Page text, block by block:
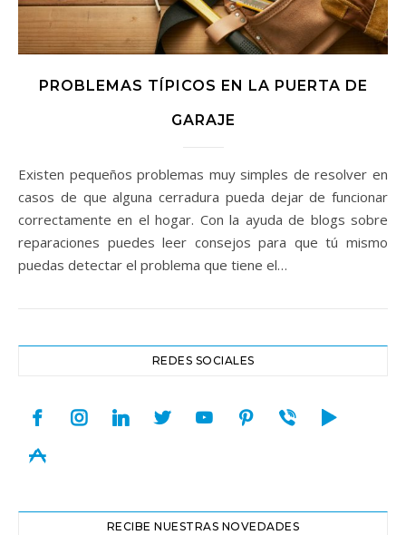
PROBLEMAS TÍPICOS EN LA PUERTA DE
GARAJE
Existen pequeños problemas muy simples de resolver en
casos de que alguna cerradura pueda dejar de funcionar
correctamente en el hogar. Con la ayuda de blogs sobre
reparaciones puedes leer consejos para que tú mismo
puedas detectar el problema que tiene el…
REDES SOCIALES
facebookinstagramlinkedintwitteryoutubepinterest
viber play
appstore
RECIBE NUESTRAS NOVEDADES